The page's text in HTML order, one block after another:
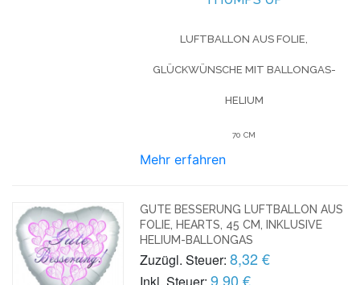
LUFTBALLON AUS FOLIE,
GLÜCKWÜNSCHE MIT BALLONGAS-
HELIUM
70 CM
Mehr erfahren
GUTE BESSERUNG LUFTBALLON AUS
FOLIE, HEARTS, 45 CM, INKLUSIVE
HELIUM-BALLONGAS
Zuzügl. Steuer: 8,32 €
9,90 €